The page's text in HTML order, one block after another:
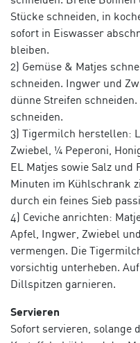
Stücke schneiden, in
sofort in Eiswasser
bleiben.
2) Gemüse & Matjes
schneiden. Ingwer und
dünne Streifen
schneiden.
3) Tigermilch herstellen:
Zwiebel, ¼ Peperoni,
EL Matjes sowie Salz und
Minuten im Kühlschrank
durch ein feines Sieb
4) Ceviche anrichten:
Apfel, Ingwer, Zwiebel
vermengen. Die
vorsichtig unterheben.
Dillspitzen garnieren.
Servieren
Sofort servieren, solange